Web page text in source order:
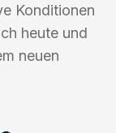
Konditionen
heute und
neuen